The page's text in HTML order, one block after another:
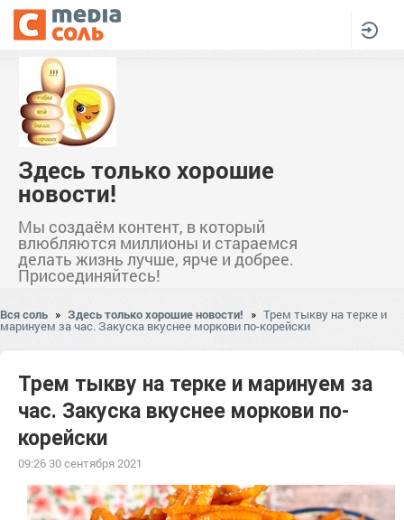
Здесь только хорошие
новости!
Мы создаём контент, в который
влюбляются миллионы и стараемся
делать жизнь лучше, ярче и добрее.
Присоединяйтесь!
Вся соль » Здесь только хорошие новости! » Трем тыкву на терке и
маринуем за час. Закуска вкуснее моркови по-корейски
Трем тыкву на терке и маринуем за
час. Закуска вкуснее моркови по-
корейски
09:26 30 сентября 2021